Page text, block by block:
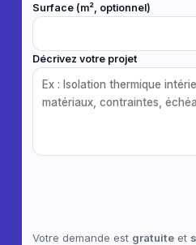
Surface (m², optionnel)
Décrivez votre projet
Votre demande est gratuite et